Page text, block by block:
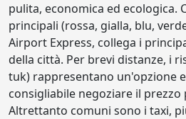
pulita, economica ed ecologica.
principali (rossa, gialla, blu,
Airport Express, collega i
della città. Per brevi distanze, i
tuk) rappresentano un'opzione
consigliabile negoziare il prezzo
Altrettanto comuni sono i taxi,